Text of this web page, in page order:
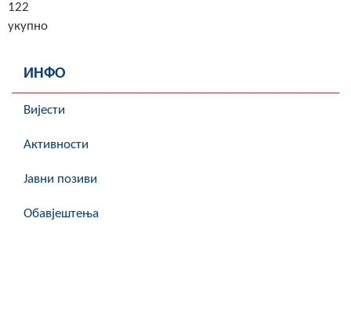
122
укупно
ИНФО
Вијести
Активности
Јавни позиви
Обавјештења